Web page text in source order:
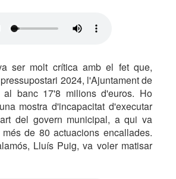
ser molt crítica amb el fet que,
2024, l'Ajuntament de
al banc 17'8 milions d'euros. Ho
mostra d'incapacitat d'executar
del govern municipal, a qui va
de 80 actuacions encallades.
Lluís Puig, va voler matisar